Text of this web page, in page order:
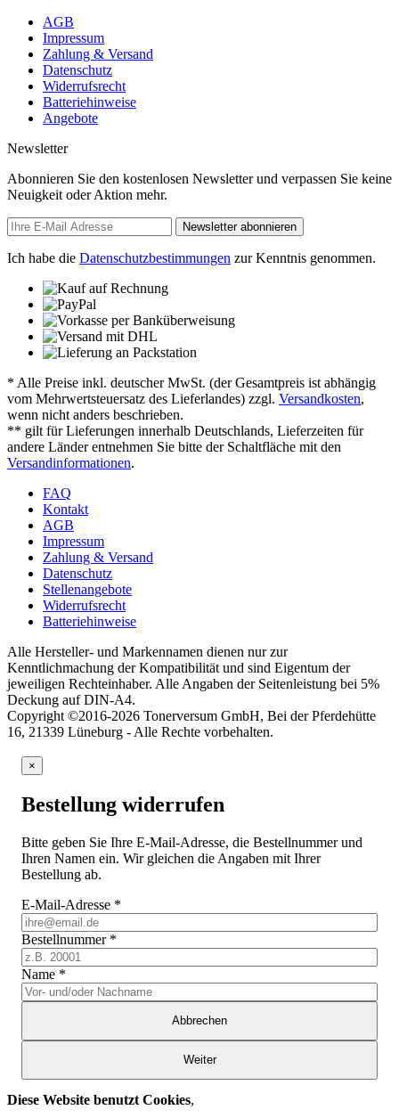
AGB
Impressum
Zahlung & Versand
Datenschutz
Widerrufsrecht
Batteriehinweise
Angebote
Newsletter
Abonnieren Sie den kostenlosen Newsletter und verpassen Sie keine
Neuigkeit oder Aktion mehr.
Newsletter abonnieren
Ich habe die Datenschutzbestimmungen zur Kenntnis genommen.
* Alle Preise inkl. deutscher MwSt. (der Gesamtpreis ist abhängig
vom Mehrwertsteuersatz des Lieferlandes) zzgl. Versandkosten,
wenn nicht anders beschrieben.
** gilt für Lieferungen innerhalb Deutschlands, Lieferzeiten für
andere Länder entnehmen Sie bitte der Schaltfläche mit den
Versandinformationen.
FAQ
Kontakt
AGB
Impressum
Zahlung & Versand
Datenschutz
Stellenangebote
Widerrufsrecht
Batteriehinweise
Alle Hersteller- und Markennamen dienen nur zur
Kenntlichmachung der Kompatibilität und sind Eigentum der
jeweiligen Rechteinhaber. Alle Angaben der Seitenleistung bei 5%
Deckung auf DIN-A4.
Copyright ©2016-2026 Tonerversum GmbH, Bei der Pferdehütte
16, 21339 Lüneburg - Alle Rechte vorbehalten.
×
Bestellung widerrufen
Bitte geben Sie Ihre E-Mail-Adresse, die Bestellnummer und
Ihren Namen ein. Wir gleichen die Angaben mit Ihrer
Bestellung ab.
E-Mail-Adresse *
Bestellnummer *
Name *
Abbrechen
Weiter
Diese Website benutzt Cookies,